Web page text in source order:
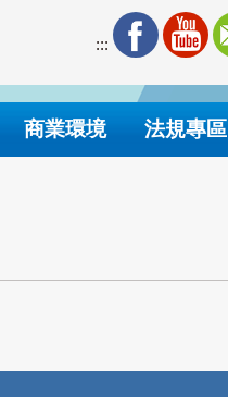
:::
商業環境 法規專區